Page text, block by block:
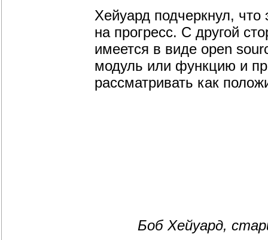
Хейуард подчеркнул, что
на прогресс. С другой
имеется в виде open
модуль или функцию и
рассматривать как
Боб Хейуард,